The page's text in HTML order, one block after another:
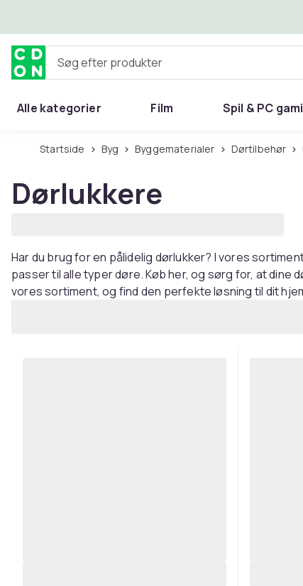
Søg efter produkter
Alle kategorier Film Spil & PC
Hjem & have
Startside Byg Byggematerialer Dørtilbehør
Dørlukkere
Har du brug for en pålidelig dørlukker? I vores
passer til alle typer døre. Køb her, og sørg for, at dine
vores sortiment, og find den perfekte løsning til dit